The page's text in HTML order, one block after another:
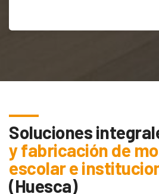
Soluciones
y fabricación de
escolar e
(Huesca)